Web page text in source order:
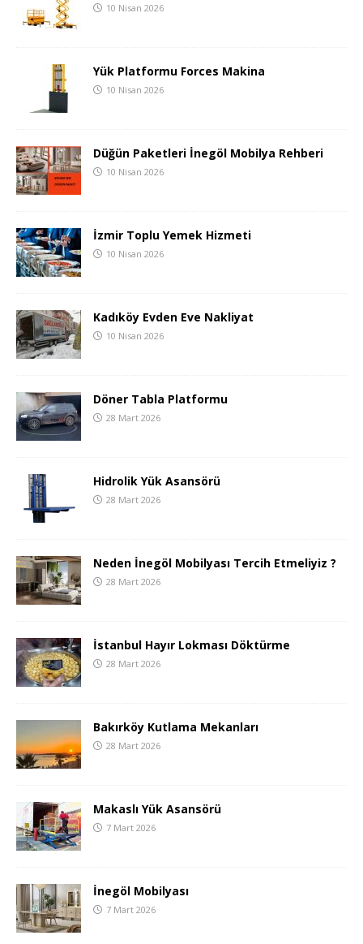
10 Nisan 2026
Yük Platformu Forces Makina
10 Nisan 2026
Düğün Paketleri İnegöl Mobilya Rehberi
10 Nisan 2026
İzmir Toplu Yemek Hizmeti
10 Nisan 2026
Kadıköy Evden Eve Nakliyat
10 Nisan 2026
Döner Tabla Platformu
28 Mart 2026
Hidrolik Yük Asansörü
28 Mart 2026
Neden İnegöl Mobilyası Tercih Etmeliyiz ?
28 Mart 2026
İstanbul Hayır Lokması Döktürme
28 Mart 2026
Bakırköy Kutlama Mekanları
28 Mart 2026
Makaslı Yük Asansörü
7 Mart 2026
İnegöl Mobilyası
7 Mart 2026